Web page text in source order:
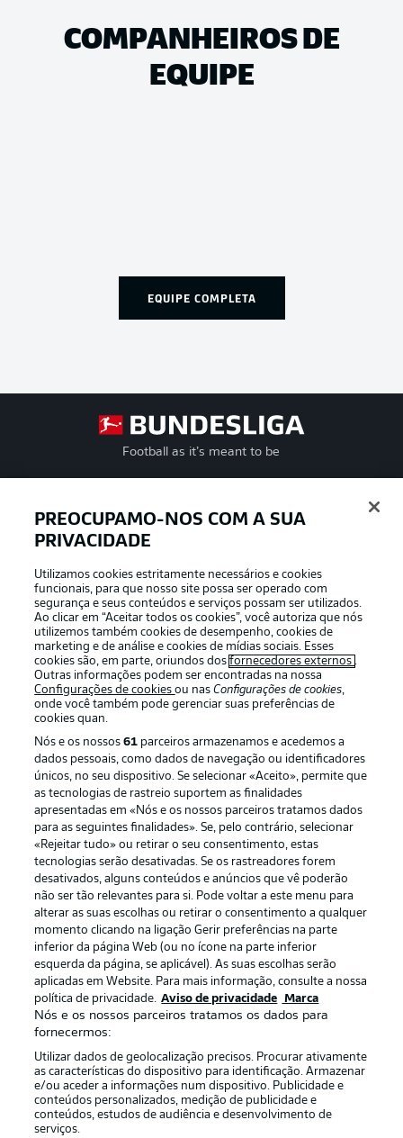
COMPANHEIROS DE
EQUIPE
EQUIPE COMPLETA
Football as it’s meant to be
APLICATIVO DA BUNDESLIGA
Oferecido por
Publicidade Avisos legais
Gerir preferências Aviso de privacidade
Emissoras
Trabalhe conosco Marca
Contato Jogadores
PREOCUPAMO-NOS COM A SUA
PRIVACIDADE
Utilizamos cookies estritamente necessários e cookies
funcionais, para que nosso site possa ser operado com
segurança e seus conteúdos e serviços possam ser utilizados.
Ao clicar em “Aceitar todos os cookies”, você autoriza que nós
utilizemos também cookies de desempenho, cookies de
marketing e de análise e cookies de mídias sociais. Esses
cookies são, em parte, oriundos dosfornecedores externos .
Outras informações podem ser encontradas na nossa
Configurações de cookiesou nasConfigurações de cookies,
onde você também pode gerenciar suas preferências de
cookies quan.
Nós e os nossos61 parceiros armazenamos e acedemos a
dados pessoais, como dados de navegação ou identificadores
únicos, no seu dispositivo. Se selecionar «Aceito», permite que
as tecnologias de rastreio suportem as finalidades
apresentadas em «Nós e os nossos parceiros tratamos dados
para as seguintes finalidades». Se, pelo contrário, selecionar
«Rejeitar tudo» ou retirar o seu consentimento, estas
tecnologias serão desativadas. Se os rastreadores forem
desativados, alguns conteúdos e anúncios que vê poderão
não ser tão relevantes para si. Pode voltar a este menu para
alterar as suas escolhas ou retirar o consentimento a qualquer
momento clicando na ligação Gerir preferências na parte
inferior da página Web (ou no ícone na parte inferior
esquerda da página, se aplicável). As suas escolhas serão
aplicadas em Website. Para mais informação, consulte a nossa
política de privacidade. Aviso de privacidade Marca
Nós e os nossos parceiros tratamos os dados para
fornecermos:
Utilizar dados de geolocalização precisos. Procurar ativamente
as características do dispositivo para identificação. Armazenar
e/ou aceder a informações num dispositivo. Publicidade e
conteúdos personalizados, medição de publicidade e
conteúdos, estudos de audiência e desenvolvimento de
serviços.